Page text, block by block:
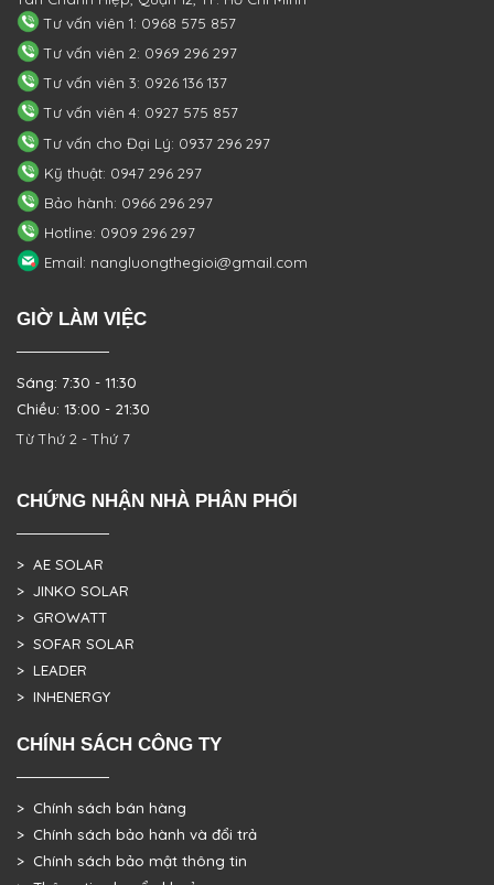
Tư vấn viên 1: 0968 575 857
Tư vấn viên 2: 0969 296 297
Tư vấn viên 3: 0926 136 137
Tư vấn viên 4: 0927 575 857
Tư vấn cho Đại Lý: 0937 296 297
Kỹ thuật: 0947 296 297
Bảo hành: 0966 296 297
Hotline: 0909 296 297
Email: nangluongthegioi@gmail.com
GIỜ LÀM VIỆC
Sáng: 7:30 - 11:30
Chiều: 13:00 - 21:30
Từ Thứ 2 - Thứ 7
CHỨNG NHẬN NHÀ PHÂN PHỐI
> AE SOLAR
> JINKO SOLAR
> GROWATT
> SOFAR SOLAR
> LEADER
> INHENERGY
CHÍNH SÁCH CÔNG TY
> Chính sách bán hàng
> Chính sách bảo hành và đổi trả
> Chính sách bảo mật thông tin